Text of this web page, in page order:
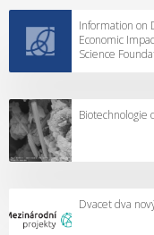
Information on
Economic
Science
Biotechnologie
Dvacet dva